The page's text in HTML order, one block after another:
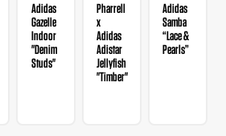
Adidas
Gazelle
Indoor
"Denim
Studs"
Pharrell
x
Adidas
Adistar
Jellyfish
"Timber"
Adidas
Samba
“Lace &
Pearls”